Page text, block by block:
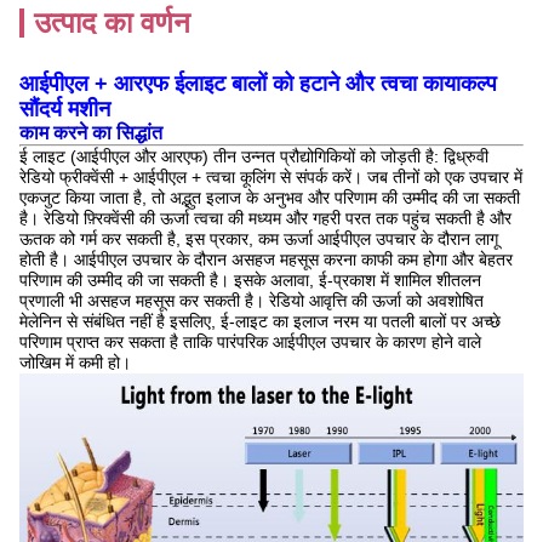
उत्पाद का वर्णन
आईपीएल + आरएफ ईलाइट बालों को हटाने और त्वचा कायाकल्प
सौंदर्य मशीन
काम करने का सिद्धांत
ई लाइट (आईपीएल और आरएफ) तीन उन्नत प्रौद्योगिकियों को जोड़ती है: द्विध्रुवी
रेडियो फ्रीक्वेंसी + आईपीएल + त्वचा कूलिंग से संपर्क करें। जब तीनों को एक उपचार में
एकजुट किया जाता है, तो अद्भुत इलाज के अनुभव और परिणाम की उम्मीद की जा सकती
है। रेडियो फ़्रिक्वेंसी की ऊर्जा त्वचा की मध्यम और गहरी परत तक पहुंच सकती है और
ऊतक को गर्म कर सकती है, इस प्रकार, कम ऊर्जा आईपीएल उपचार के दौरान लागू
होती है। आईपीएल उपचार के दौरान असहज महसूस करना काफी कम होगा और बेहतर
परिणाम की उम्मीद की जा सकती है। इसके अलावा, ई-प्रकाश में शामिल शीतलन
प्रणाली भी असहज महसूस कर सकती है। रेडियो आवृत्ति की ऊर्जा को अवशोषित
मेलेनिन से संबंधित नहीं है इसलिए, ई-लाइट का इलाज नरम या पतली बालों पर अच्छे
परिणाम प्राप्त कर सकता है ताकि पारंपरिक आईपीएल उपचार के कारण होने वाले
जोखिम में कमी हो।